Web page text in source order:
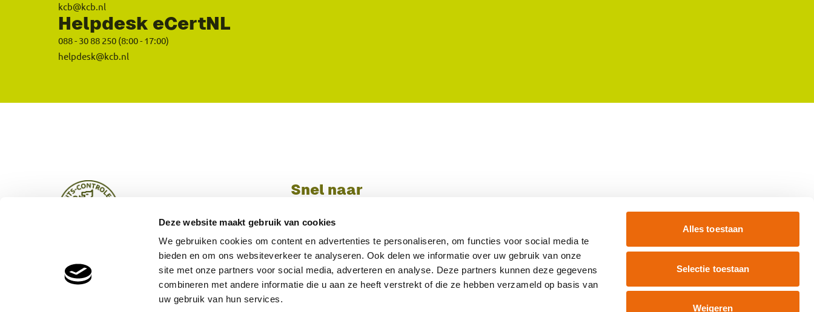
Deze website maakt gebruik van cookies
We gebruiken cookies om content en advertenties te personaliseren, om functies voor social media te
bieden en om ons websiteverkeer te analyseren. Ook delen we informatie over uw gebruik van onze
site met onze partners voor social media, adverteren en analyse. Deze partners kunnen deze gegevens
combineren met andere informatie die u aan ze heeft verstrekt of die ze hebben verzameld op basis van
uw gebruik van hun services.
Alles toestaan
Selectie toestaan
Weigeren
kcb@kcb.nl
Helpdesk eCertNL
088 - 30 88 250 (8:00 - 17:00)
helpdesk@kcb.nl
Snel naar
Export
Interne markt
Nieuws
Registreren bij het KCB